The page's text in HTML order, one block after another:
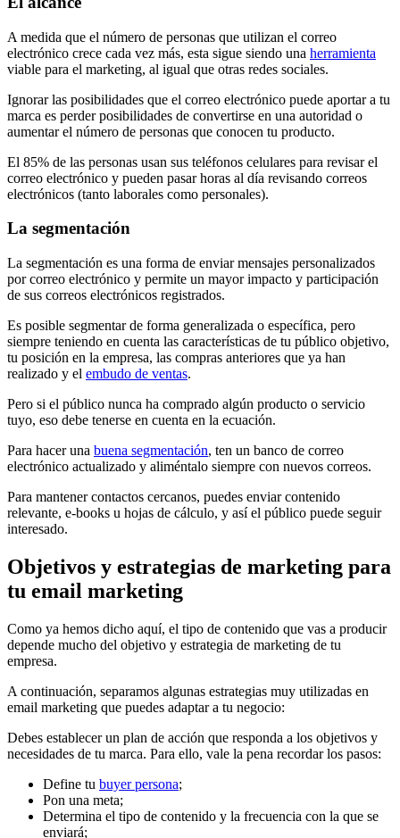
A medida que el número de personas que utilizan el correo
electrónico crece cada vez más, esta sigue siendo una herramienta
viable para el marketing, al igual que otras redes sociales.
Ignorar las posibilidades que el correo electrónico puede aportar a tu
marca es perder posibilidades de convertirse en una autoridad o
aumentar el número de personas que conocen tu producto.
El 85% de las personas usan sus teléfonos celulares para revisar el
correo electrónico y pueden pasar horas al día revisando correos
electrónicos (tanto laborales como personales).
La segmentación
La segmentación es una forma de enviar mensajes personalizados
por correo electrónico y permite un mayor impacto y participación
de sus correos electrónicos registrados.
Es posible segmentar de forma generalizada o específica, pero
siempre teniendo en cuenta las características de tu público objetivo,
tu posición en la empresa, las compras anteriores que ya han
realizado y el embudo de ventas.
Pero si el público nunca ha comprado algún producto o servicio
tuyo, eso debe tenerse en cuenta en la ecuación.
Para hacer una buena segmentación, ten un banco de correo
electrónico actualizado y aliméntalo siempre con nuevos correos.
Para mantener contactos cercanos, puedes enviar contenido
relevante, e-books u hojas de cálculo, y así el público puede seguir
interesado.
Objetivos y estrategias de marketing para
tu email marketing
Como ya hemos dicho aquí, el tipo de contenido que vas a producir
depende mucho del objetivo y estrategia de marketing de tu
empresa.
A continuación, separamos algunas estrategias muy utilizadas en
email marketing que puedes adaptar a tu negocio:
Debes establecer un plan de acción que responda a los objetivos y
necesidades de tu marca. Para ello, vale la pena recordar los pasos:
Define tu buyer persona;
Pon una meta;
Determina el tipo de contenido y la frecuencia con la que se
enviará;